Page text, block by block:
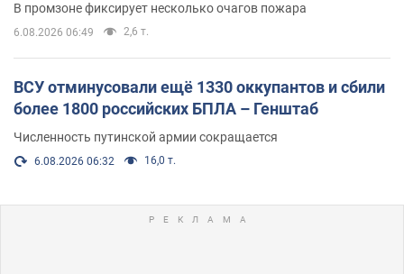
В промзоне фиксирует несколько очагов пожара
6.08.2026 06:49 2,6 т.
ВСУ отминусовали ещё 1330 оккупантов и сбили
более 1800 российских БПЛА – Генштаб
Численность путинской армии сокращается
6.08.2026 06:32 16,0 т.